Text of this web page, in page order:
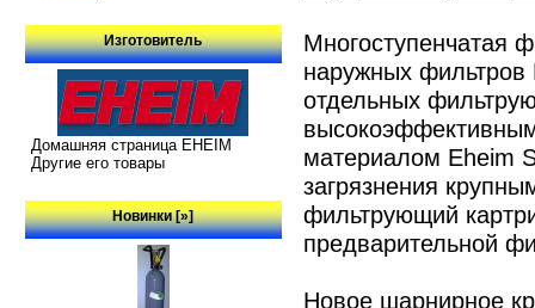
Изготовитель
Домашняя страница EHEIM
Другие его товары
Новинки [»]
Многоступенчатая
наружных фильтров
отдельных
материалом Eheim
загрязнения
фильтрующий
предварительной
Новое шарнирное